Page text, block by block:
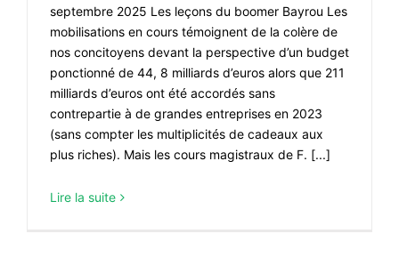
septembre 2025 Les leçons du boomer Bayrou Les
mobilisations en cours témoignent de la colère de
nos concitoyens devant la perspective d’un budget
ponctionné de 44, 8 milliards d’euros alors que 211
milliards d’euros ont été accordés sans
contrepartie à de grandes entreprises en 2023
(sans compter les multiplicités de cadeaux aux
plus riches). Mais les cours magistraux de F. [...]
Lire la suite